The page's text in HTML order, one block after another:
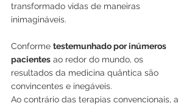
transformado vidas de maneiras
inimagináveis.
Conforme testemunhado por inúmeros
pacientes ao redor do mundo, os
resultados da medicina quântica são
convincentes e inegáveis.
Ao contrário das terapias convencionais, a